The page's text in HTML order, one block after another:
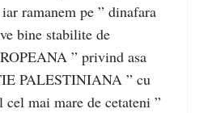
ramanem pe ” dinafara
bine stabilite de
” privind asa
PALESTINIANA ” cu
cel mai mare de cetateni ”